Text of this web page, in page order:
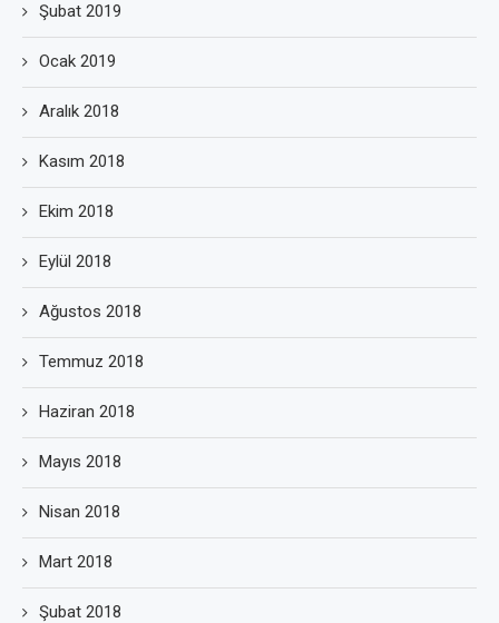
Şubat 2019
Ocak 2019
Aralık 2018
Kasım 2018
Ekim 2018
Eylül 2018
Ağustos 2018
Temmuz 2018
Haziran 2018
Mayıs 2018
Nisan 2018
Mart 2018
Şubat 2018